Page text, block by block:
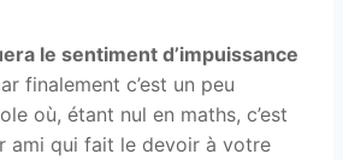
le sentiment d’impuissance
finalement c’est un peu
où, étant nul en maths, c’est
ami qui fait le devoir à votre